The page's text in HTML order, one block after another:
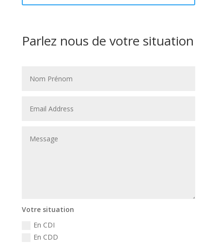
Parlez nous de votre situation
Votre situation
En CDI
En CDD